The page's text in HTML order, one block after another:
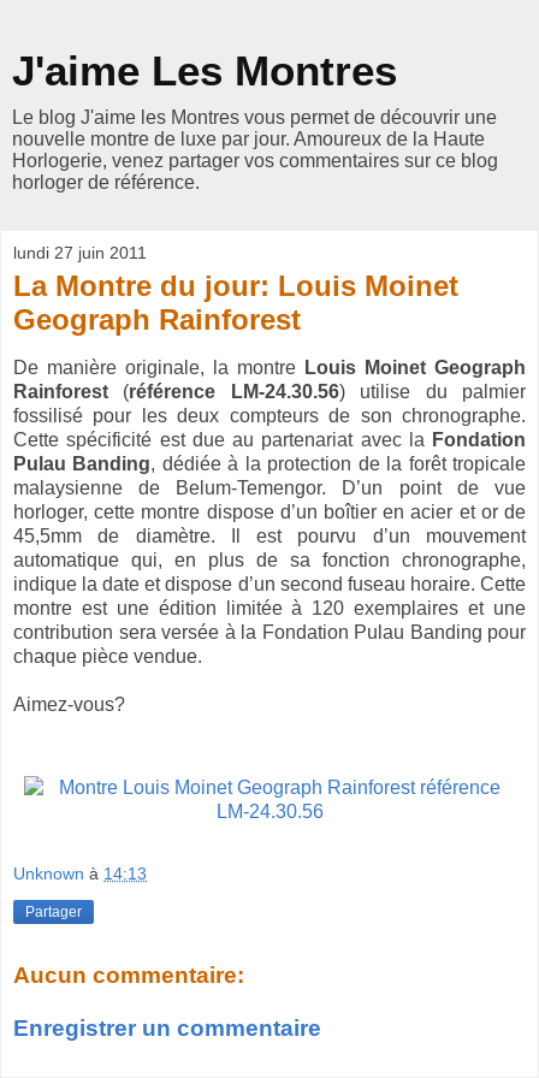
J'aime Les Montres
Le blog J'aime les Montres vous permet de découvrir une
nouvelle montre de luxe par jour. Amoureux de la Haute
Horlogerie, venez partager vos commentaires sur ce blog
horloger de référence.
lundi 27 juin 2011
La Montre du jour: Louis Moinet
Geograph Rainforest
De manière originale, la montre Louis Moinet Geograph
Rainforest (référence LM-24.30.56) utilise du palmier
fossilisé pour les deux compteurs de son chronographe.
Cette spécificité est due au partenariat avec la Fondation
Pulau Banding, dédiée à la protection de la forêt tropicale
malaysienne de Belum-Temengor. D’un point de vue
horloger, cette montre dispose d’un boîtier en acier et or de
45,5mm de diamètre. Il est pourvu d’un mouvement
automatique qui, en plus de sa fonction chronographe,
indique la date et dispose d’un second fuseau horaire. Cette
montre est une édition limitée à 120 exemplaires et une
contribution sera versée à la Fondation Pulau Banding pour
chaque pièce vendue.
Aimez-vous?
Unknown à 14:13
Partager
Aucun commentaire:
Enregistrer un commentaire